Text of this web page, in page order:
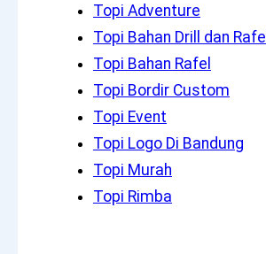
Topi Adventure
Topi Bahan Drill dan Rafel
Topi Bahan Rafel
Topi Bordir Custom
Topi Event
Topi Logo Di Bandung
Topi Murah
Topi Rimba